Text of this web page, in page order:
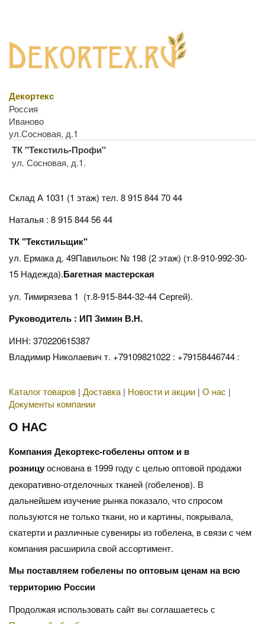
Декортекс
Россия
Иваново
ул.Сосновая, д.1
ТК "Текстиль-Профи"
ул. Сосновая, д.1.
Склад А 1031 (1 этаж) тел. 8 915 844 70 44
Наталья : 8 915 844 56 44
ТК "Текстильщик"
ул. Ермака д. 49Павильон: № 198 (2 этаж) (т.8-910-992-30-
15 Надежда).Багетная мастерская
ул. Тимирязева 1 (т.8-915-844-32-44 Сергей).
Руководитель : ИП Зимин В.Н.
ИНН: 370220615387
Владимир Николаевич т. +79109821022 : +79158446744 :
Каталог товаров | Доставка | Новости и акции | О нас |
Документы компании
О НАС
Компания Декортекс-гобелены оптом и в
розницуоснована в 1999 году с целью оптовой продажи
декоративно-отделочных тканей (гобеленов). В
дальнейшем изучение рынка показало, что спросом
пользуются не только ткани, но и картины, покрывала,
скатерти и различные сувениры из гобелена, в связи с чем
компания расширила свой ассортимент.
Мы поставляем гобелены по оптовым ценам на всю
территорию России
Продолжая использовать сайт вы соглашаетесь с